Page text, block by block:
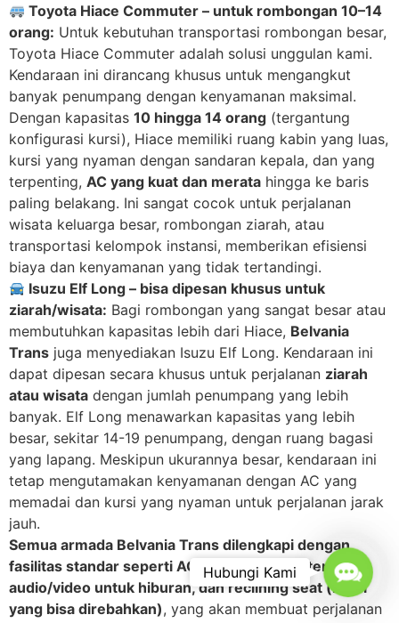
Toyota Hiace Commuter – untuk rombongan 10–14
orang: Untuk kebutuhan transportasi rombongan besar,
Toyota Hiace Commuter adalah solusi unggulan kami.
Kendaraan ini dirancang khusus untuk mengangkut
banyak penumpang dengan kenyamanan maksimal.
Dengan kapasitas 10 hingga 14 orang (tergantung
konfigurasi kursi), Hiace memiliki ruang kabin yang luas,
kursi yang nyaman dengan sandaran kepala, dan yang
terpenting, AC yang kuat dan merata hingga ke baris
paling belakang. Ini sangat cocok untuk perjalanan
wisata keluarga besar, rombongan ziarah, atau
transportasi kelompok instansi, memberikan efisiensi
biaya dan kenyamanan yang tidak tertandingi.
Isuzu Elf Long – bisa dipesan khusus untuk
ziarah/wisata: Bagi rombongan yang sangat besar atau
membutuhkan kapasitas lebih dari Hiace, Belvania
Trans juga menyediakan Isuzu Elf Long. Kendaraan ini
dapat dipesan secara khusus untuk perjalanan ziarah
atau wisata dengan jumlah penumpang yang lebih
banyak. Elf Long menawarkan kapasitas yang lebih
besar, sekitar 14-19 penumpang, dengan ruang bagasi
yang lapang. Meskipun ukurannya besar, kendaraan ini
tetap mengutamakan kenyamanan dengan AC yang
memadai dan kursi yang nyaman untuk perjalanan jarak
jauh.
Semua armada Belvania Trans dilengkapi dengan
fasilitas standar seperti AC yang dingin, sistem
audio/video untuk hiburan, dan reclining seat (kursi
yang bisa direbahkan), yang akan membuat perjalanan
Hubungi Kami